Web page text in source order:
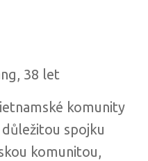
38 let
komunity
spojku
komunitou,